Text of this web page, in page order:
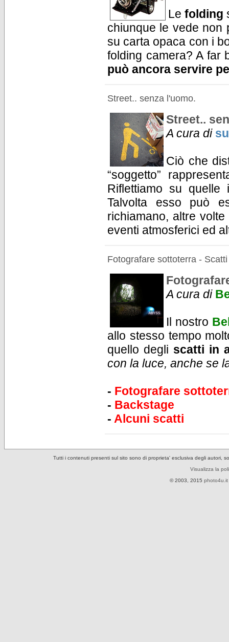
Le folding
chiunque le vede non
su carta opaca con i
folding camera? A far
può ancora servire
Street.. senza l'uomo.
Street..
A cura di
Ciò che
“soggetto”
Riflettiamo su
Talvolta esso può
richiamano, altre
eventi atmosferici ed
Fotografare sottoterra -
A cura di
Il nostro
allo stesso tempo
quello degli scatti in
con la luce, anche se
- Fotografare
- Backstage
- Alcuni scatti
Tutti i contenuti presenti sul sito sono di proprieta' esclusiva degli autori,
Visualizza la
© 2003, 2015 photo4u.it